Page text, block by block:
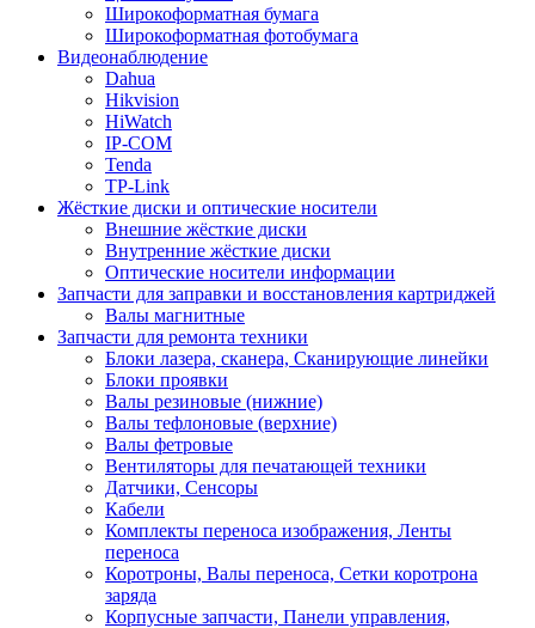
Широкоформатная бумага
Широкоформатная фотобумага
Видеонаблюдение
Dahua
Hikvision
HiWatch
IP-COM
Tenda
TP-Link
Жёсткие диски и оптические носители
Внешние жёсткие диски
Внутренние жёсткие диски
Оптические носители информации
Запчасти для заправки и восстановления картриджей
Валы магнитные
Запчасти для ремонта техники
Блоки лазера, сканера, Сканирующие линейки
Блоки проявки
Валы резиновые (нижние)
Валы тефлоновые (верхние)
Валы фетровые
Вентиляторы для печатающей техники
Датчики, Сенсоры
Кабели
Комплекты переноса изображения, Ленты
переноса
Коротроны, Валы переноса, Сетки коротрона
заряда
Корпусные запчасти, Панели управления,